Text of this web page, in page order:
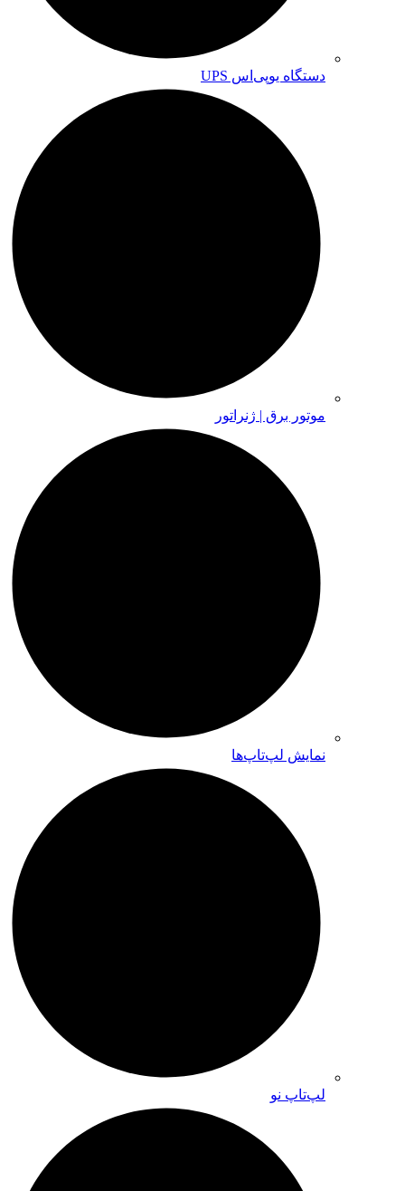
دستگاه یوپی‌اس UPS
موتور برق | ژنراتور
نمایش لپ‌تاپ‌ها
لپ‌تاپ نو